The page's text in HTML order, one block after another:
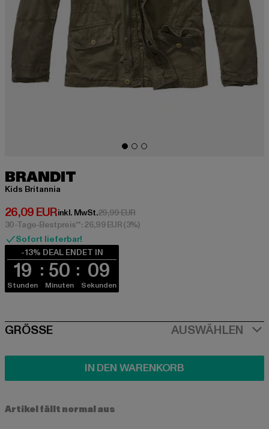
BRANDIT
Kids Britannia
26,09 EUR
Derzeitiger Preis: 26,09 EUR
inkl. MwSt.29,99 EURAktionspreis: 29,99 EUR
30-Tage-Bestpreis**: 26,99 EUR(3%)
Sofort lieferbar!
-13% DEAL ENDET IN
19
Stunden
50
Minuten
09
Sekunden
SIZE
GRÖSSE AUSWÄHLEN
IN DEN WARENKORB
Artikel fällt normal aus